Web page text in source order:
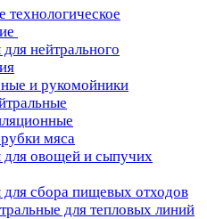
технологическое
нейтрального
и рукомойники
мяса
для овощей и сыпучих
сбора пищевых отходов
для тепловых линий